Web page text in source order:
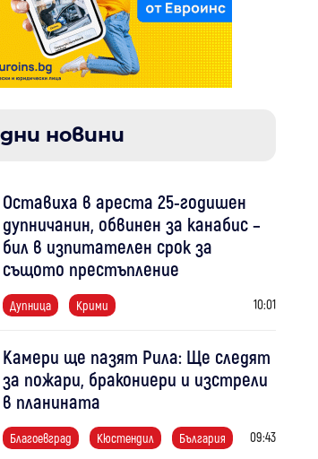
новини
Оставиха в ареста 25-годишен
дупничанин, обвинен за канабис –
бил в изпитателен срок за
същото престъпление
Дупница Крими 10:01
Камери ще пазят Рила: Ще следят
за пожари, бракониери и изстрели
в планината
Благоевград Кюстендил България 09:43